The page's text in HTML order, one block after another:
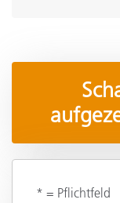
* = Pflichtfeld